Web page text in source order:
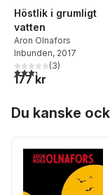
Höstlik i grumligt
vatten
Aron Olnafors
Inbunden, 2017
3,3utav 5 stjärnor.
(3)
177 kr
Du kanske